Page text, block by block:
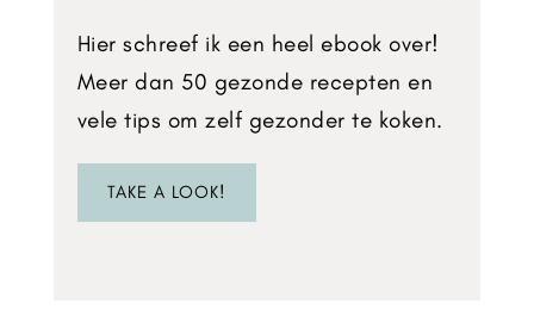
Hier schreef ik een heel ebook over!
Meer dan 50 gezonde recepten en
vele tips om zelf gezonder te koken.
TAKE A LOOK!